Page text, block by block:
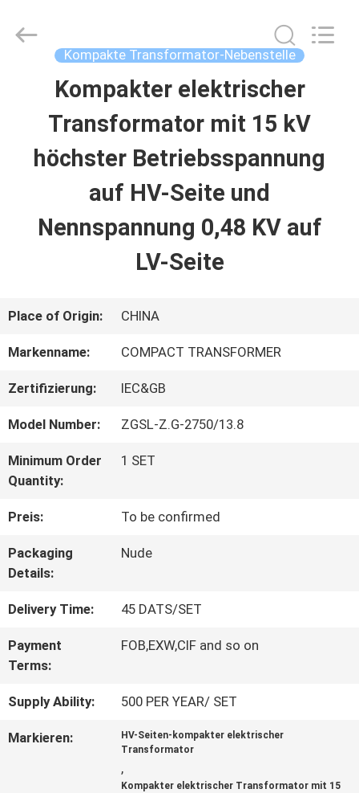
HAUS
PRODUKTE
SHOW
FABRIK-
AUSFLUG
QUALITÄTSKONTROLLE
TRETEN
SIE
MIT
UNS
VERBINDUNG
NACHRICHTEN
Tianan
(Group)
Kompakte Transformator-Nebenstelle
Kompakter elektrischer
Transformator mit 15 kV
höchster Betriebsspannung
auf HV-Seite und
Nennspannung 0,48 KV auf
LV-Seite
Place of Origin: CHINA
Markenname: COMPACT TRANSFORMER
Zertifizierung: IEC&GB
Model Number: ZGSL-Z.G-2750/13.8
Minimum Order
Quantity:
1 SET
Preis: To be confirmed
Packaging
Details:
Nude
Delivery Time: 45 DATS/SET
Payment
Terms:
FOB,EXW,CIF and so on
Supply Ability: 500 PER YEAR/ SET
Markieren:
HV-Seiten-kompakter elektrischer
Transformator
,
Kompakter elektrischer Transformator mit 15